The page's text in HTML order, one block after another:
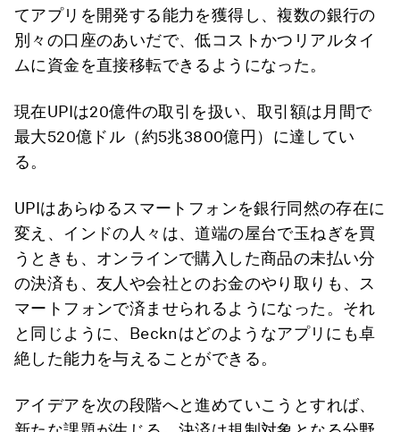
てアプリを開発する能力を獲得し、複数の銀行の
別々の口座のあいだで、低コストかつリアルタイ
ムに資金を直接移転できるようになった。
現在UPIは20億件の取引を扱い、取引額は月間で
最大520億ドル（約5兆3800億円）に達してい
る。
UPIはあらゆるスマートフォンを銀行同然の存在に
変え、インドの人々は、道端の屋台で玉ねぎを買
うときも、オンラインで購入した商品の未払い分
の決済も、友人や会社とのお金のやり取りも、ス
マートフォンで済ませられるようになった。それ
と同じように、Becknはどのようなアプリにも卓
絶した能力を与えることができる。
アイデアを次の段階へと進めていこうとすれば、